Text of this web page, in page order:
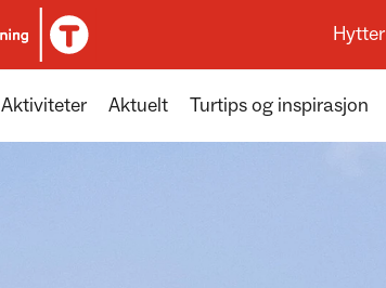
Hytter
Aktiviteter Aktuelt Turtips og inspirasjon